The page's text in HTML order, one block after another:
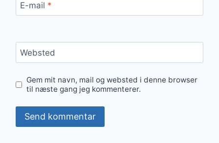
E-mail *
Websted
Gem mit navn, mail og websted i denne browser
til næste gang jeg kommenterer.